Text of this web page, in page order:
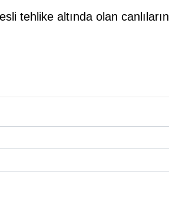
tehlike altında olan canlıların